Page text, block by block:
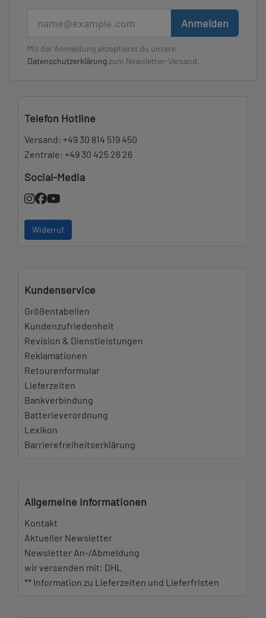
Anmelden
Mit der Anmeldung akzeptierst du unsere
Datenschutzerklärung zum Newsletter-Versand.
Telefon Hotline
Versand: +49 30 814 519 450
Zentrale: +49 30 425 26 26
Social-Media
Widerruf
Kundenservice
Größentabellen
Kundenzufriedenheit
Revision & Dienstleistungen
Reklamationen
Retourenformular
Lieferzeiten
Bankverbindung
Batterieverordnung
Lexikon
Barrierefreiheitserklärung
Allgemeine Informationen
Kontakt
Aktueller Newsletter
Newsletter An-/Abmeldung
wir versenden mit: DHL
** Information zu Lieferzeiten und Lieferfristen